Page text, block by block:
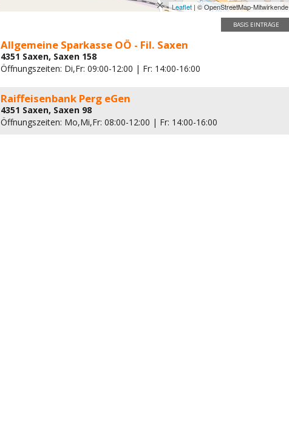
Leaflet | © OpenStreetMap-Mitwirkende
BASIS EINTRÄGE
Allgemeine Sparkasse OÖ - Fil. Saxen
4351 Saxen, Saxen 158
Öffnungszeiten: Di,Fr: 09:00-12:00 | Fr: 14:00-16:00
Raiffeisenbank Perg eGen
4351 Saxen, Saxen 98
Öffnungszeiten: Mo,Mi,Fr: 08:00-12:00 | Fr: 14:00-16:00